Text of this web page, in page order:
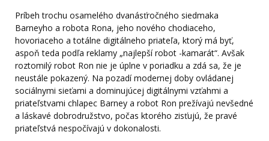
Príbeh trochu osamelého dvanásťročného siedmaka
Barneyho a robota Rona, jeho nového chodiaceho,
hovoriaceho a totálne digitálneho priateľa, ktorý má byť,
aspoň teda podľa reklamy „najlepší robot -kamarát“. Avšak
roztomilý robot Ron nie je úplne v poriadku a zdá sa, že je
neustále pokazený. Na pozadí modernej doby ovládanej
sociálnymi sieťami a dominujúcej digitálnymi vzťahmi a
priateľstvami chlapec Barney a robot Ron prežívajú nevšedné
a láskavé dobrodružstvo, počas ktorého zisťujú, že pravé
priateľstvá nespočívajú v dokonalosti.